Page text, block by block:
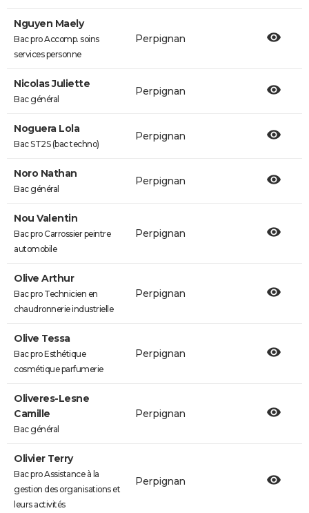
Nguyen Maely
Bac pro Accomp. soins
services personne
Perpignan
Nicolas Juliette
Bac général
Perpignan
Noguera Lola
Bac ST2S (bac techno)
Perpignan
Noro Nathan
Bac général
Perpignan
Nou Valentin
Bac pro Carrossier peintre
automobile
Perpignan
Olive Arthur
Bac pro Technicien en
chaudronnerie industrielle
Perpignan
Olive Tessa
Bac pro Esthétique
cosmétique parfumerie
Perpignan
Oliveres-Lesne
Camille
Bac général
Perpignan
Olivier Terry
Bac pro Assistance à la
gestion des organisations et
leurs activités
Perpignan